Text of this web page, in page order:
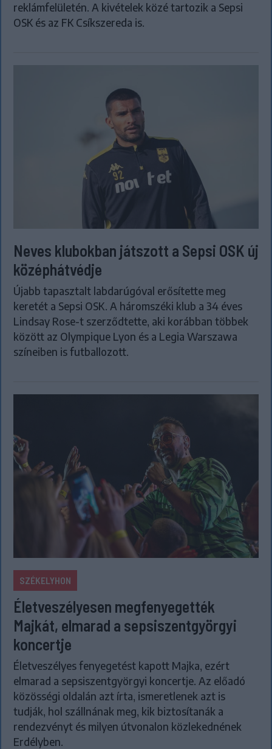
reklámfelületén. A kivételek közé tartozik a Sepsi
OSK és az FK Csíkszereda is.
Neves klubokban játszott a Sepsi OSK új
középhátvédje
Újabb tapasztalt labdarúgóval erősítette meg
keretét a Sepsi OSK. A háromszéki klub a 34 éves
Lindsay Rose-t szerződtette, aki korábban többek
között az Olympique Lyon és a Legia Warszawa
színeiben is futballozott.
SZÉKELYHON
Életveszélyesen megfenyegették
Majkát, elmarad a sepsiszentgyörgyi
koncertje
Életveszélyes fenyegetést kapott Majka, ezért
elmarad a sepsiszentgyörgyi koncertje. Az előadó
közösségi oldalán azt írta, ismeretlenek azt is
tudják, hol szállnának meg, kik biztosítanák a
rendezvényt és milyen útvonalon közlekednének
Erdélyben.